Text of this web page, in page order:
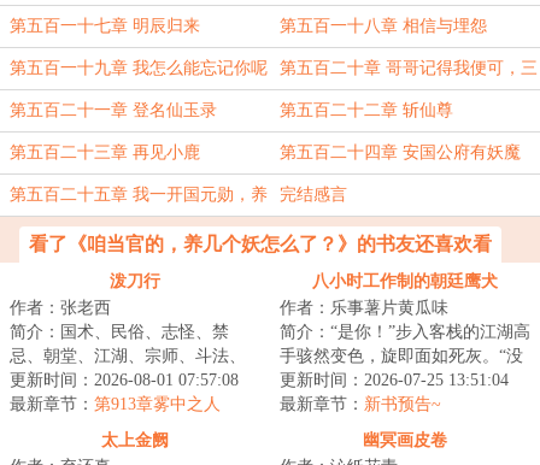
落
第五百一十七章 明辰归来 第五百一十八章 相信与埋怨
第五百一十九章 我怎么能忘记你呢 第五百二十章 哥哥记得我便可，三
尊来
第五百二十一章 登名仙玉录 第五百二十二章 斩仙尊
第五百二十三章 再见小鹿 第五百二十四章 安国公府有妖魔
第五百二十五章 我一开国元勋，养
几个妖怎么了？
完结感言
看了《咱当官的，养几个妖怎么了？》的书友还喜欢看
泼刀行
作者：张老西
简介：国术、民俗、志怪、禁
忌、朝堂、江湖、宗师、斗法、
过阴、出马、请神、傩戏、密
教、长生…江湖路，...
更新时间：2026-08-01 07:57:08
最新章节： 第913章雾中之人
八小时工作制的朝廷鹰犬
作者：乐事薯片黄瓜味
简介：“是你！”步入客栈的江湖高
手骇然变色，旋即面如死灰。“没
想到，今日要落到你这朝廷鹰犬
的手里！...
更新时间：2026-07-25 13:51:04
最新章节： 新书预告~
太上金阙
幽冥画皮卷